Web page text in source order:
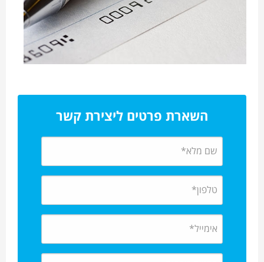
השארת פרטים ליצירת קשר